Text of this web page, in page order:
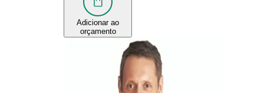
Adicionar ao
orçamento